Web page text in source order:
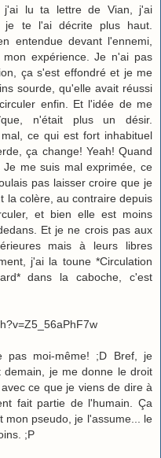
j'ai lu ta lettre de Vian, j'ai
je te l'ai décrite plus haut.
entendue devant l'ennemi,
expérience. Je n'ai pas
ça s'est effondré et je me
sourde, qu'elle avait réussi
enfin. Et l'idée de me
n'était plus un désir.
ce qui est fort inhabituel
ça change! Yeah! Quand
me suis mal exprimée, ce
pas laisser croire que je
la colère, au contraire depuis
et bien elle est moins
Et je ne crois pas aux
mais à leurs libres
j'ai la toune *Circulation
dans la caboche, c'est
pas moi-même! ;D Bref, je
je me donne le droit
ce que je viens de dire à
fait partie de l'humain. Ça
mon pseudo, je l'assume... le
;P